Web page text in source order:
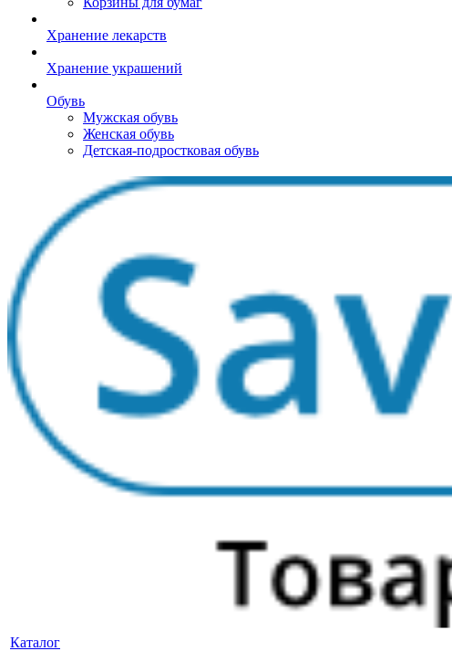
Хранение лекарств
Хранение украшений
Обувь
Мужская обувь
Женская обувь
Детская-подростковая обувь
Каталог